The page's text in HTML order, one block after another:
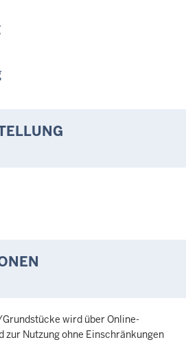
Grundstücke wird über Online-
zur Nutzung ohne Einschränkungen